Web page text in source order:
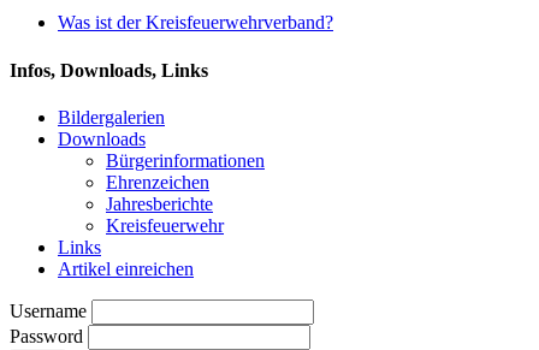
Was ist der Kreisfeuerwehrverband?
Infos, Downloads, Links
Bildergalerien
Downloads
Bürgerinformationen
Ehrenzeichen
Jahresberichte
Kreisfeuerwehr
Links
Artikel einreichen
Username
Password